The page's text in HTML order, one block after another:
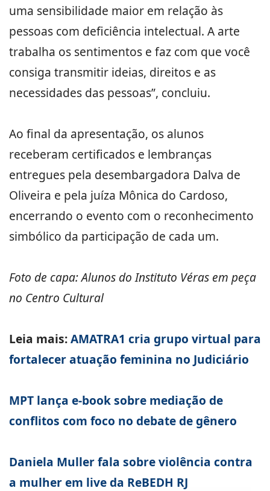
uma sensibilidade maior em relação às
pessoas com deficiência intelectual. A arte
trabalha os sentimentos e faz com que você
consiga transmitir ideias, direitos e as
necessidades das pessoas”, concluiu.
Ao final da apresentação, os alunos
receberam certificados e lembranças
entregues pela desembargadora Dalva de
Oliveira e pela juíza Mônica do Cardoso,
encerrando o evento com o reconhecimento
simbólico da participação de cada um.
Foto de capa: Alunos do Instituto Véras em peça
no Centro Cultural
Leia mais:AMATRA1 cria grupo virtual para
fortalecer atuação feminina no Judiciário
MPT lança e-book sobre mediação de
conflitos com foco no debate de gênero
Daniela Muller fala sobre violência contra
a mulher em live da ReBEDH RJ